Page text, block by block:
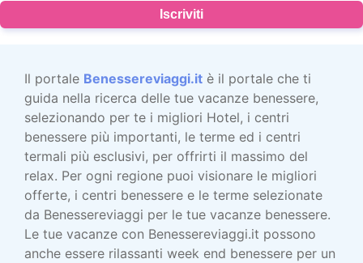
Iscriviti
Il portale Benessereviaggi.it è il portale che ti
guida nella ricerca delle tue vacanze benessere,
selezionando per te i migliori Hotel, i centri
benessere più importanti, le terme ed i centri
termali più esclusivi, per offrirti il massimo del
relax. Per ogni regione puoi visionare le migliori
offerte, i centri benessere e le terme selezionate
da Benessereviaggi per le tue vacanze benessere.
Le tue vacanze con Benessereviaggi.it possono
anche essere rilassanti week end benessere per un